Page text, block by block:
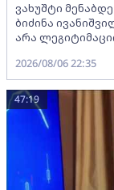
ვახუშტი
ბიძინა
არა
2026/08/06 22:35
47:19